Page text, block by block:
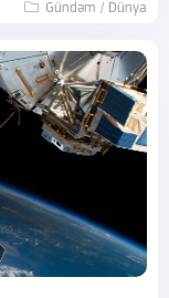
Gündəm / Dünya